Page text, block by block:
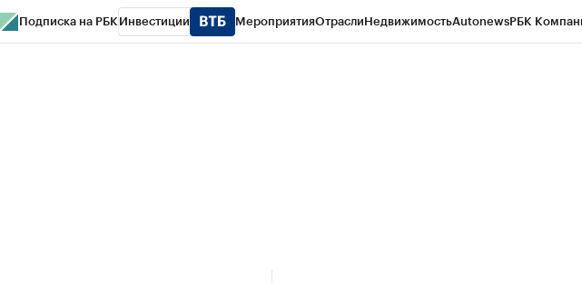
Подписка на РБК Инвестиции МероприятияОтраслиНедвижимостьAutonewsРБК